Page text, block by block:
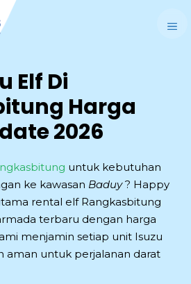
Elf Di
Harga
2026
untuk kebutuhan
ke kawasan Baduy? Happy
rental elf Rangkasbitung
terbaru dengan harga
menjamin setiap unit Isuzu
aman untuk perjalanan darat